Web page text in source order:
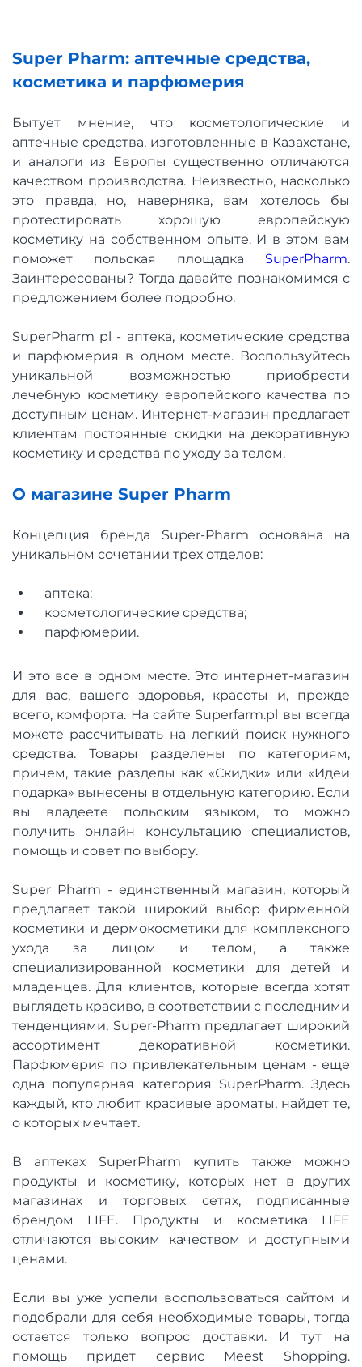
Super Pharm: аптечные средства,
косметика и парфюмерия
Бытует мнение, что косметологические и
аптечные средства, изготовленные в Казахстане,
и аналоги из Европы существенно отличаются
качеством производства. Неизвестно, насколько
это правда, но, наверняка, вам хотелось бы
протестировать хорошую европейскую
косметику на собственном опыте. И в этом вам
поможет польская площадка SuperPharm.
Заинтересованы? Тогда давайте познакомимся с
предложением более подробно.
SuperPharm pl - аптека, косметические средства
и парфюмерия в одном месте. Воспользуйтесь
уникальной возможностью приобрести
лечебную косметику европейского качества по
доступным ценам. Интернет-магазин предлагает
клиентам постоянные скидки на декоративную
косметику и средства по уходу за телом.
О магазине Super Pharm
Концепция бренда Super-Pharm основана на
уникальном сочетании трех отделов:
аптека;
косметологические средства;
парфюмерии.
И это все в одном месте. Это интернет-магазин
для вас, вашего здоровья, красоты и, прежде
всего, комфорта. На сайте Superfarm.pl вы всегда
можете рассчитывать на легкий поиск нужного
средства. Товары разделены по категориям,
причем, такие разделы как «Скидки» или «Идеи
подарка» вынесены в отдельную категорию. Если
вы владеете польским языком, то можно
получить онлайн консультацию специалистов,
помощь и совет по выбору.
Super Pharm - единственный магазин, который
предлагает такой широкий выбор фирменной
косметики и дермокосметики для комплексного
ухода за лицом и телом, а также
специализированной косметики для детей и
младенцев. Для клиентов, которые всегда хотят
выглядеть красиво, в соответствии с последними
тенденциями, Super-Pharm предлагает широкий
ассортимент декоративной косметики.
Парфюмерия по привлекательным ценам - еще
одна популярная категория SuperPharm. Здесь
каждый, кто любит красивые ароматы, найдет те,
о которых мечтает.
В аптеках SuperPharm купить также можно
продукты и косметику, которых нет в других
магазинах и торговых сетях, подписанные
брендом LIFE. Продукты и косметика LIFE
отличаются высоким качеством и доступными
ценами.
Если вы уже успели воспользоваться сайтом и
подобрали для себя необходимые товары, тогда
остается только вопрос доставки. И тут на
помощь придет сервис Meest Shopping.